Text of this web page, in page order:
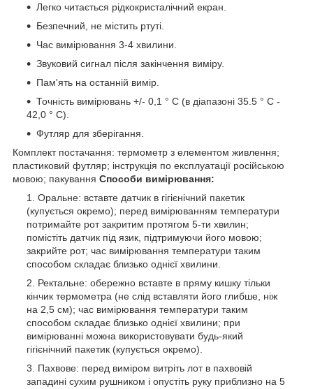
Легко читається рідкокристалічний екран.
Безпечний, не містить ртуті.
Час вимірювання 3-4 хвилини.
Звуковий сигнал після закінчення виміру.
Пам'ять на останній вимір.
Точність вимірювань +/- 0,1 ° С (в діапазоні 35.5 ° С -
42,0 ° С).
Футляр для зберігання.
Комплект постачання: термометр з елементом живлення;
пластиковий футляр; інструкція по експлуатації російською
мовою; пакування Способи вимірювання:
Оральне: вставте датчик в гігієнічний пакетик
(купується окремо); перед вимірюванням температури
потримайте рот закритим протягом 5-ти хвилин;
помістіть датчик під язик, підтримуючи його мовою;
закрийте рот; час вимірювання температури таким
способом складає близько однієї хвилини.
Ректальне: обережно вставте в пряму кишку тільки
кінчик термометра (не слід вставляти його глибше, ніж
на 2,5 см); час вимірювання температури таким
способом складає близько однієї хвилини; при
вимірюванні можна використовувати будь-який
гігієнічний пакетик (купується окремо).
Пахвове: перед виміром витріть лот в пахвовій
западині сухим рушником і опустіть руку приблизно на 5